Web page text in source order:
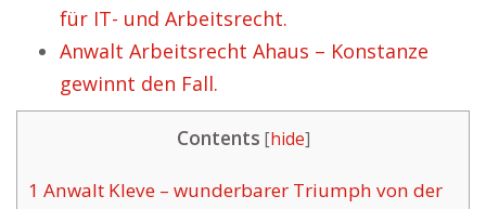
für IT- und Arbeitsrecht.
Anwalt Arbeitsrecht Ahaus – Konstanze
gewinnt den Fall.
Contents [hide]
1 Anwalt Kleve – wunderbarer Triumph von der